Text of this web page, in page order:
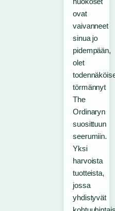
ovat
vaivanneet
sinua jo
pidempään,
olet
törmännyt
The
Ordinaryn
suosittuun
seerumiin.
Yksi
harvoista
tuotteista,
jossa
yhdistyvät